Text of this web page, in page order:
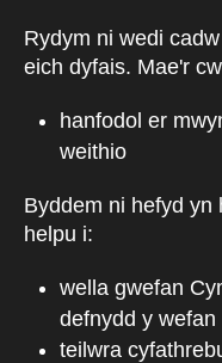
Rydym ni wedi
eich dyfais. Mae'r
hanfodol er
weithio
Byddem ni hefyd yn
helpu i:
wella gwefan
defnydd y wefan
teilwra